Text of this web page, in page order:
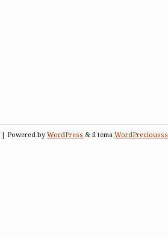
| Powered byWordPress & il tema WordPreciousss